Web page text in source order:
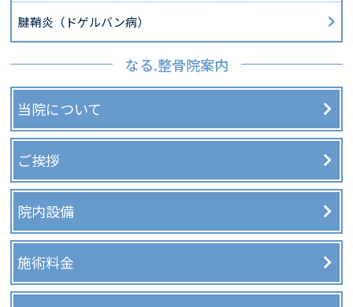
腱鞘炎（ドゲルバン病）
なる.整骨院案内
当院について
ご挨拶
院内設備
施術料金